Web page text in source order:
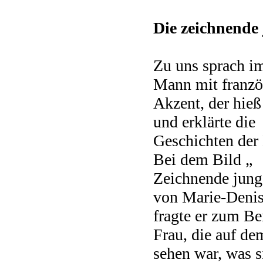
Die
Zu uns sprach
Mann mit
Akzent, der
und erklärte die
Geschichten
Bei dem Bild „
Zeichnende
von Marie-
fragte er zum
Frau, die auf
sehen war, was